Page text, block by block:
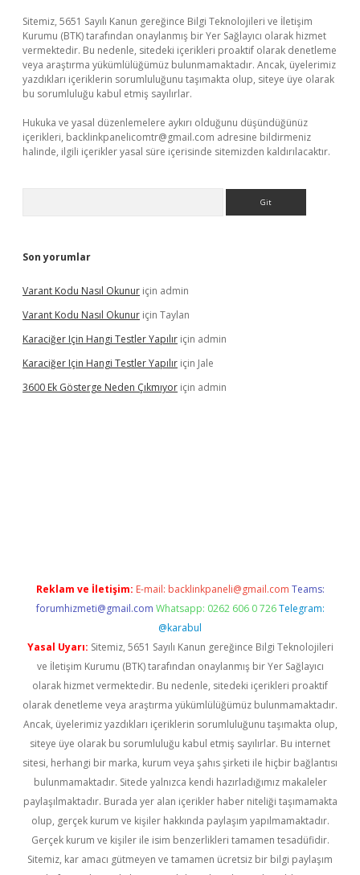
Sitemiz, 5651 Sayılı Kanun gereğince Bilgi Teknolojileri ve İletişim
Kurumu (BTK) tarafından onaylanmış bir Yer Sağlayıcı olarak hizmet
vermektedir. Bu nedenle, sitedeki içerikleri proaktif olarak denetleme
veya araştırma yükümlülüğümüz bulunmamaktadır. Ancak, üyelerimiz
yazdıkları içeriklerin sorumluluğunu taşımakta olup, siteye üye olarak
bu sorumluluğu kabul etmiş sayılırlar.
Hukuka ve yasal düzenlemelere aykırı olduğunu düşündüğünüz
içerikleri, backlinkpanelicomtr@gmail.com adresine bildirmeniz
halinde, ilgili içerikler yasal süre içerisinde sitemizden kaldırılacaktır.
Son yorumlar
Varant Kodu Nasıl Okunur için admin
Varant Kodu Nasıl Okunur için Taylan
Karaciğer Için Hangi Testler Yapılır için admin
Karaciğer Için Hangi Testler Yapılır için Jale
3600 Ek Gösterge Neden Çıkmıyor için admin
Reklam ve İletişim: E-mail: backlinkpaneli@gmail.com Teams:
forumhizmeti@gmail.com Whatsapp: 0262 606 0 726 Telegram:
@karabul
Yasal Uyarı: Sitemiz, 5651 Sayılı Kanun gereğince Bilgi Teknolojileri
ve İletişim Kurumu (BTK) tarafından onaylanmış bir Yer Sağlayıcı
olarak hizmet vermektedir. Bu nedenle, sitedeki içerikleri proaktif
olarak denetleme veya araştırma yükümlülüğümüz bulunmamaktadır.
Ancak, üyelerimiz yazdıkları içeriklerin sorumluluğunu taşımakta olup,
siteye üye olarak bu sorumluluğu kabul etmiş sayılırlar. Bu internet
sitesi, herhangi bir marka, kurum veya şahıs şirketi ile hiçbir bağlantısı
bulunmamaktadır. Sitede yalnızca kendi hazırladığımız makaleler
paylaşılmaktadır. Burada yer alan içerikler haber niteliği taşımamakta
olup, gerçek kurum ve kişiler hakkında paylaşım yapılmamaktadır.
Gerçek kurum ve kişiler ile isim benzerlikleri tamamen tesadüfidir.
Sitemiz, kar amacı gütmeyen ve tamamen ücretsiz bir bilgi paylaşım